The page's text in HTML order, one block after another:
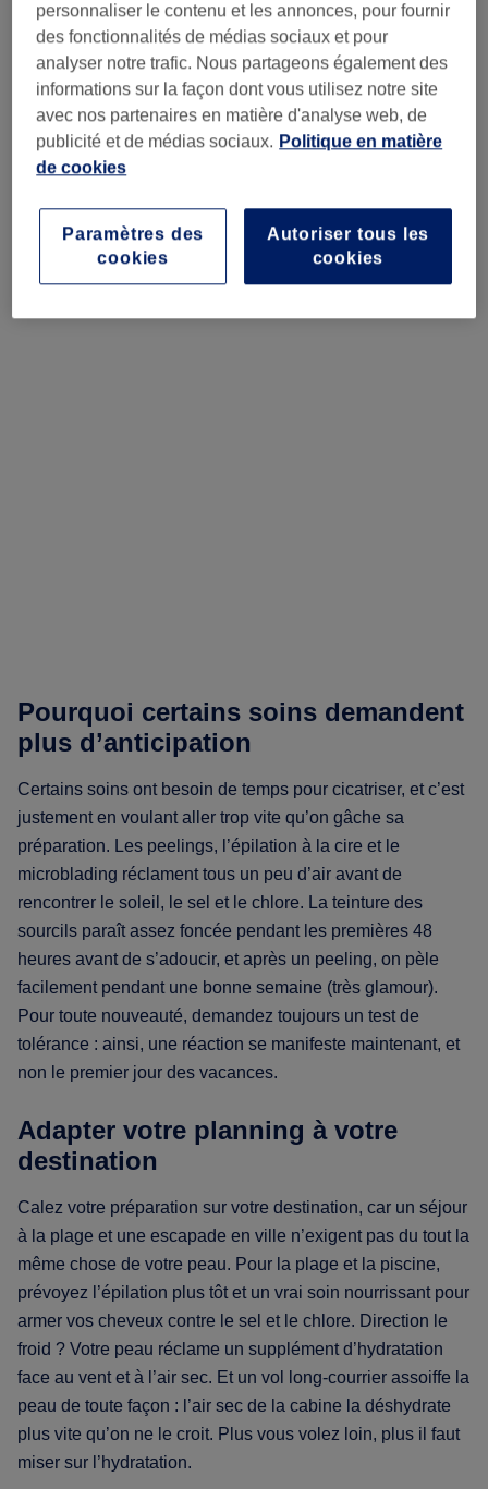
En plein cœur de l’été, réservez au moins un mois à
l’avance pour décrocher les créneaux que vous voulez
vraiment. Et placez-les de préférence en semaine ou en
heures creuses : il y a plus de disponibilités, et c’est
souvent moins cher. Voyez ceci comme votre compte à
rebours.
Pourquoi certains soins demandent
plus d’anticipation
Certains soins ont besoin de temps pour cicatriser, et c’est
justement en voulant aller trop vite qu’on gâche sa
préparation. Les peelings, l’épilation à la cire et le
microblading réclament tous un peu d’air avant de
rencontrer le soleil, le sel et le chlore. La teinture des
sourcils paraît assez foncée pendant les premières 48
heures avant de s’adoucir, et après un peeling, on pèle
facilement pendant une bonne semaine (très glamour).
Pour toute nouveauté, demandez toujours un test de
tolérance : ainsi, une réaction se manifeste maintenant, et
non le premier jour des vacances.
Adapter votre planning à votre
destination
Calez votre préparation sur votre destination, car un séjour
à la plage et une escapade en ville n’exigent pas du tout la
même chose de votre peau. Pour la plage et la piscine,
prévoyez l’épilation plus tôt et un vrai soin nourrissant pour
armer vos cheveux contre le sel et le chlore. Direction le
froid ? Votre peau réclame un supplément d’hydratation
face au vent et à l’air sec. Et un vol long-courrier assoiffe la
peau de toute façon : l’air sec de la cabine la déshydrate
plus vite qu’on ne le croit. Plus vous volez loin, plus il faut
miser sur l’hydratation.
personnaliser le contenu et les annonces, pour fournir
des fonctionnalités de médias sociaux et pour
analyser notre trafic. Nous partageons également des
informations sur la façon dont vous utilisez notre site
avec nos partenaires en matière d'analyse web, de
publicité et de médias sociaux. Politique en matière
de cookies
Autoriser tous les
cookies
Paramètres des
cookies